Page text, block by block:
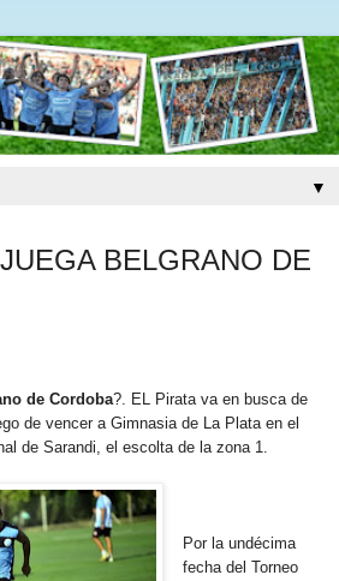
▼
BELGRANO DE
de Cordoba?. EL Pirata va en busca de
de vencer a Gimnasia de La Plata en el
de Sarandi, el escolta de la zona 1.
Por la undécima
fecha del Torneo